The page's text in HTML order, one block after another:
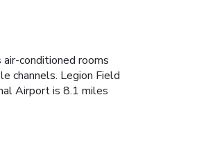
conditioned rooms
channels. Legion Field
Airport is 8.1 miles